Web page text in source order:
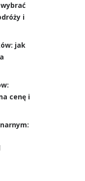
i
jak
cenę i